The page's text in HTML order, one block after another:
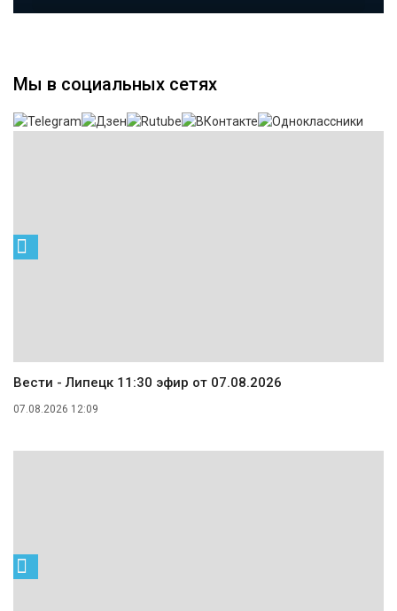
Мы в социальных сетях
Вести - Липецк 11:30 эфир от 07.08.2026
07.08.2026 12:09